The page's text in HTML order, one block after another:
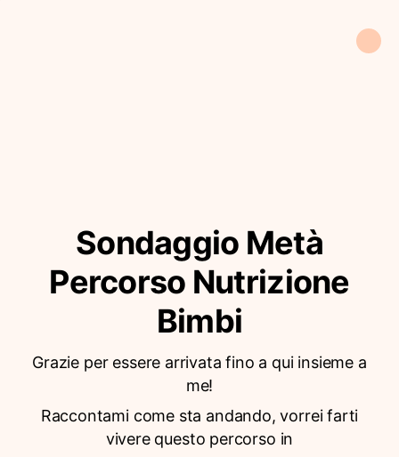
Sondaggio Metà
Percorso Nutrizione
Bimbi
Grazie per essere arrivata fino a qui insieme a
me!
Raccontami come sta andando, vorrei farti
vivere questo percorso in